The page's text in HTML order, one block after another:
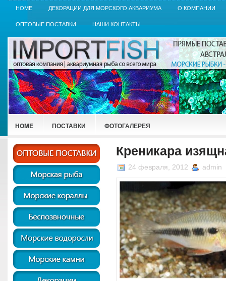
HOME ДЕКОРАЦИИ ДЛЯ МОРСКОГО АКВАРИУМА О КОМПАНИИ
ОПТОВЫЕ ПОСТАВКИ НАШИ КОНТАКТЫ
HOME ПОСТАВКИ ФОТОГАЛЕРЕЯ
Креникара
24 февраля, 2012 admin